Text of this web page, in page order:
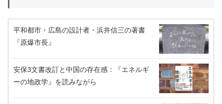
平和都市・広島の設計者・浜井信三の著書
『原爆市長』
安保3文書改訂と中国の存在感：『エネルギ
ーの地政学』を読みながら